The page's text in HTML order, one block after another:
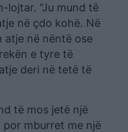
lojtar. “Ju mund të
në çdo kohë. Në
atje në nëntë ose
e tyre të
deri në tetë të
të mos jetë një
mburret me një